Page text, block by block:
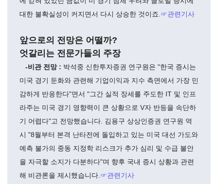
대한 불확실성이 커지면서 다시 상승한 것이죠. ☞관련기사
앞으로의 전망은 어떨까?
엇갈리는 전문가들의 주장
-비관 전망 : 박석중 신한투자증권 연구원은 "한국 증시는
미국 경기 둔화와 관련해 기업이익과 지수 측면에서 가장 민
감하게 반응한다"면서 "그간 실적 장세를 주도한 IT 및 인프
라주는 미국 경기 영향력이 큰 상황으로 V자 반등을 속단하
기 어렵다"고 전망했습니다. 김용구 상상인증권 연구원 역
시 "8월부터 본격 난타전에 돌입하고 있는 미국 대선 가도와
예측 불가의 중동 지정학 리스크가 추가 심리 및 수급 불안
을 자극할 소지가 다분하다"며 향후 국내 증시 상황과 관련
해 비관론을 제시했습니다. ☞관련기사